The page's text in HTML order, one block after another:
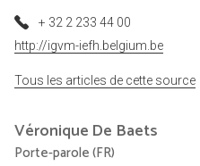
+ 32 2 233 44 00
http://igvm-iefh.belgium.be
Tous les articles de cette source
Véronique De Baets
Porte-parole (FR)